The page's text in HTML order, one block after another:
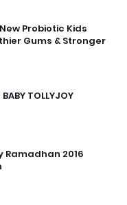
Probiotic Kids
Gums & Stronger
TOLLYJOY
Ramadhan 2016